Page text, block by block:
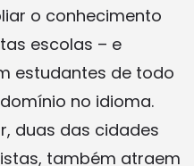
o conhecimento
escolas – e
estudantes de todo
no idioma.
duas das cidades
também atraem